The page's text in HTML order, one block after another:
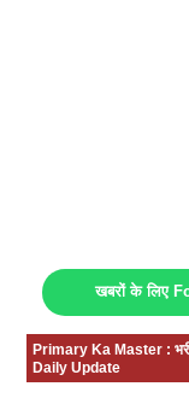
खबरों के लिए
Primary Ka Master : भरी
Daily Update